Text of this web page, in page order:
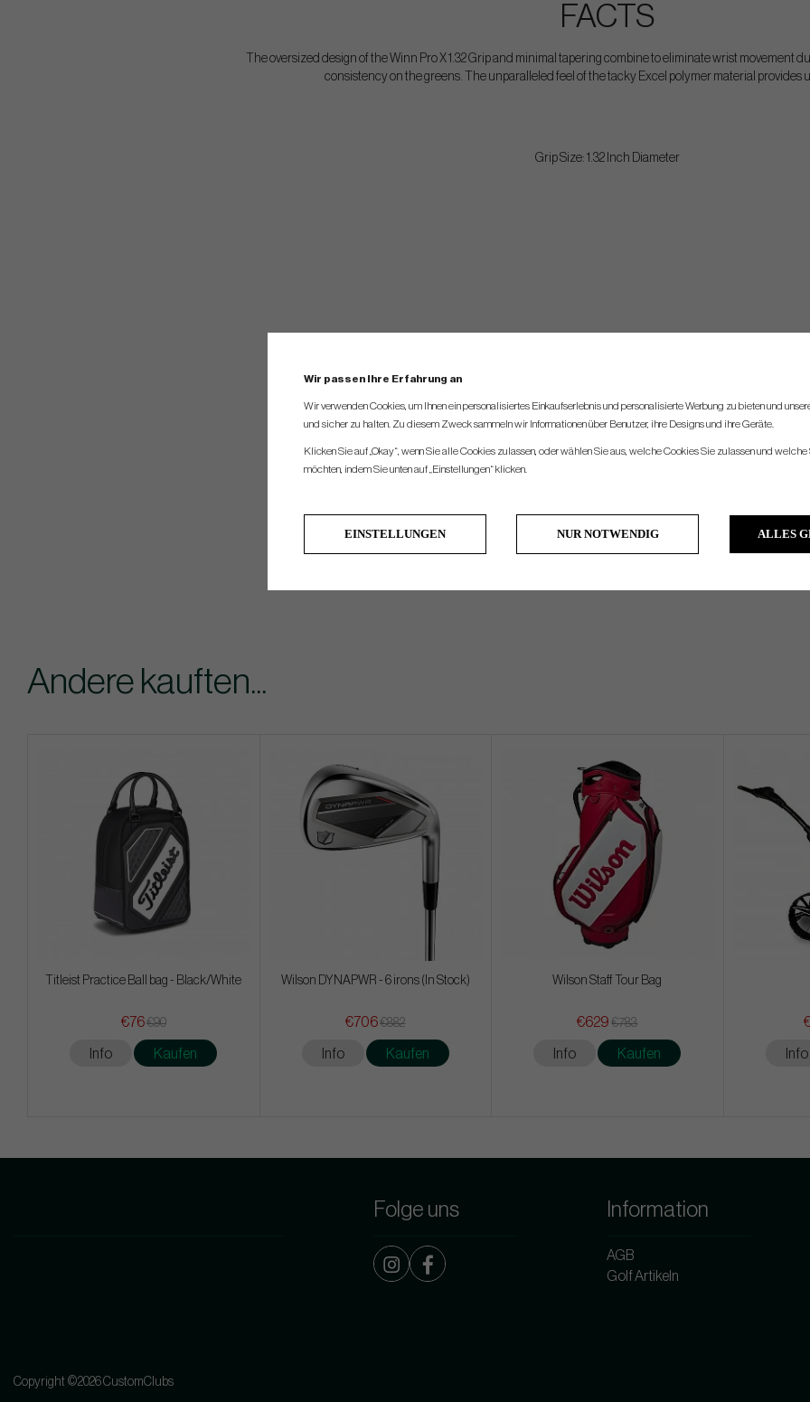
FACTS
The oversized design of the Winn Pro X 1.32 Grip and minimal tapering combine to eliminate wrist movement
consistency on the greens. The unparalleled feel of the tacky Excel polymer material provides
Grip Size: 1.32 Inch Diameter
Andere kauften...
Titleist Practice Ball bag - Black/White
€76€90
Info Kaufen
Wilson DYNAPWR - 6 irons (In Stock)
€706€882
Info Kaufen
Wilson Staff Tour Bag
€629 €783
Info Kaufen Info
Folge uns Information
AGB
Golf Artikeln
Copyright ©2026 CustomClubs
Wir passen Ihre Erfahrung an
Wir verwenden Cookies, um Ihnen ein personalisiertes Einkaufserlebnis und personalisierte Werbung zu bieten und
und sicher zu halten. Zu diesem Zweck sammeln wir Informationen über Benutzer, ihre Designs und ihre Geräte.
Klicken Sie auf „Okay“, wenn Sie alle Cookies zulassen, oder wählen Sie aus, welche Cookies Sie zulassen und
möchten, indem Sie unten auf „Einstellungen“ klicken.
EINSTELLUNGEN NUR NOTWENDIG ALLES